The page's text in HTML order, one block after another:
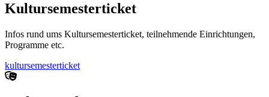
Kultursemesterticket
Infos rund ums Kultursemesterticket, teilnehmende Einrichtungen,
Programme etc.
kultursemesterticket